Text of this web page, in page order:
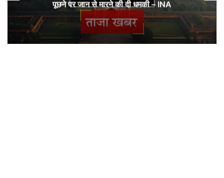
पूछने पर जान से मारने की दी धमकी – INA